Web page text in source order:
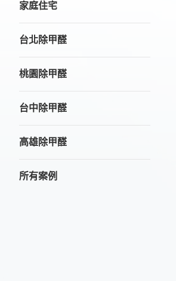
家庭住宅
台北除甲醛
桃園除甲醛
台中除甲醛
高雄除甲醛
所有案例